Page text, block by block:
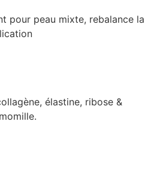
pour peau mixte, rebalance la
élastine, ribose &